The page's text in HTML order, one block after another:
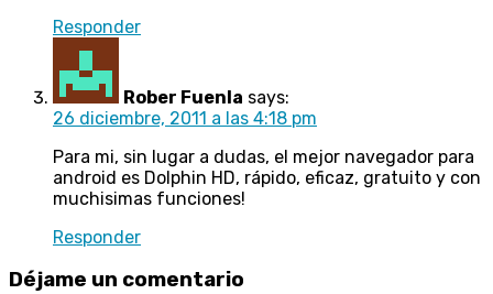
Responder
Rober Fuenla says:
26 diciembre, 2011 a las 4:18 pm
Para mi, sin lugar a dudas, el mejor navegador para
android es Dolphin HD, rápido, eficaz, gratuito y con
muchisimas funciones!
Responder
Déjame un comentario